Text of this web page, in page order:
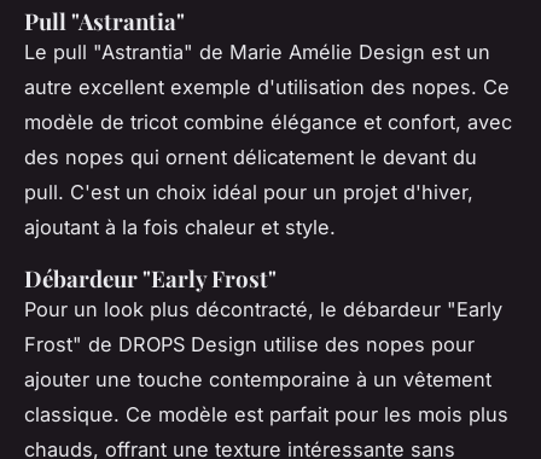
Pull "Astrantia"
Le pull "Astrantia" de Marie Amélie Design est un
autre excellent exemple d'utilisation des nopes. Ce
modèle de tricot combine élégance et confort, avec
des nopes qui ornent délicatement le devant du
pull. C'est un choix idéal pour un projet d'hiver,
ajoutant à la fois chaleur et style.
Débardeur "Early Frost"
Pour un look plus décontracté, le débardeur "Early
Frost" de DROPS Design utilise des nopes pour
ajouter une touche contemporaine à un vêtement
classique. Ce modèle est parfait pour les mois plus
chauds, offrant une texture intéressante sans